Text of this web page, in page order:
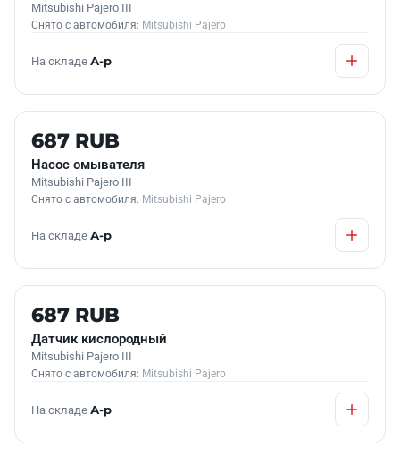
Mitsubishi Pajero III
Снято с автомобиля: Mitsubishi Pajero
На складе А-р
Б/У В НАЛИЧИИ
687 RUB
Насос омывателя
Mitsubishi Pajero III
Снято с автомобиля: Mitsubishi Pajero
На складе А-р
Б/У В НАЛИЧИИ
687 RUB
Датчик кислородный
Mitsubishi Pajero III
Снято с автомобиля: Mitsubishi Pajero
На складе А-р